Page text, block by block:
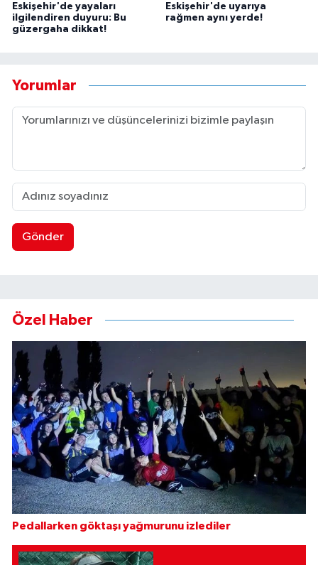
Eskişehir'de yayaları
ilgilendiren duyuru: Bu
güzergaha dikkat!
Eskişehir'de uyarıya
rağmen aynı yerde!
Yorumlar
Gönder
Özel Haber
Pedallarken göktaşı yağmurunu izlediler